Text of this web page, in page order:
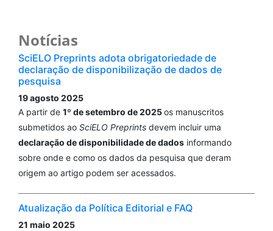
Notícias
SciELO Preprints adota obrigatoriedade de
declaração de disponibilização de dados de
pesquisa
19 agosto 2025
A partir de 1º de setembro de 2025os manuscritos
submetidos ao SciELO Preprints devem incluir uma
declaração de disponibilidade de dados informando
sobre onde e como os dados da pesquisa que deram
origem ao artigo podem ser acessados.
Atualização da Política Editorial e FAQ
21 maio 2025